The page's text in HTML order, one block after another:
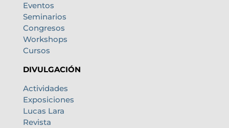
Eventos
Seminarios
Congresos
Workshops
Cursos
DIVULGACIÓN
Actividades
Exposiciones
Lucas Lara
Revista